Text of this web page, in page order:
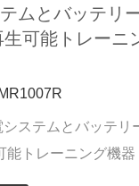
ムとバッテリ
可能トレーニ
MR1007R
ステムとバッテリ
能トレーニング機